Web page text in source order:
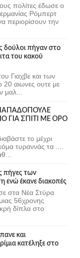
πολίτες έδωσε ο
Ρόμπερτ
περιορίσουν την
δούλοι πήγαν στο
του κακού
Γιαχβε και των
αιωνες ουτε με
μαλ...
ΠΑΠΑΔΟΠΟΥΛΕ
ΓΙΑ ΣΠΙΤΙ ΜΕ ΟΡΟ
το μέχρι
τυραννάς τα ....
πήγες των
ενώ έκανε διακοπές
στα Νέα Στύρα
56χρονης
δίπλα στο
και
κατέληξε στο